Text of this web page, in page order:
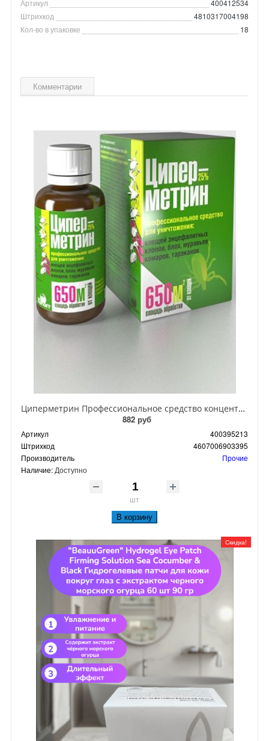
Артикул
400412534
Штрихкод
4810317004198
Кол-во в упаковке
18
Комментарии
Циперметрин Профессиональное средство концентрат эмульсии 25% для уничтожения тараканов, мух,комаров, блох, клопов, муравьев, ос 50 мл
882 руб
Артикул
400395213
Штрихкод
4607006903395
Производитель
Прочие
Наличие: Доступно
шт
В корзину
Скидка!